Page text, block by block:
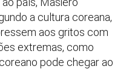
a cultura coreana,
aos gritos com
extremas, como
pode chegar ao